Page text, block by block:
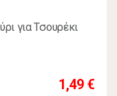
για Τσουρέκι
1,49 €